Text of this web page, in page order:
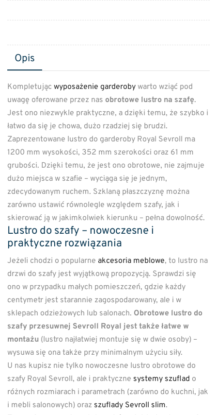
Opis
Kompletując wyposażenie garderoby warto wziąć pod
uwagę oferowane przez nas obrotowe lustro na szafę.
Jest ono niezwykle praktyczne, a dzięki temu, że szybko i
łatwo da się je chowa, dużo rzadziej się brudzi.
Zaprezentowane lustro do garderoby Royal Sevroll ma
1200 mm wysokości, 352 mm szerokości oraz 61 mm
grubości. Dzięki temu, że jest ono obrotowe, nie zajmuje
dużo miejsca w szafie – wyciąga się je jednym,
zdecydowanym ruchem. Szklaną płaszczyznę można
zarówno ustawić równolegle względem szafy, jak i
skierować ją w jakimkolwiek kierunku – pełna dowolność.
Lustro do szafy – nowoczesne i
praktyczne rozwiązania
Jeżeli chodzi o popularne akcesoria meblowe, to lustro na
drzwi do szafy jest wyjątkową propozycją. Sprawdzi się
ono w przypadku małych pomieszczeń, gdzie każdy
centymetr jest starannie zagospodarowany, ale i w
sklepach odzieżowych lub salonach. Obrotowe lustro do
szafy przesuwnej Sevroll Royal jest także łatwe w
montażu (lustro najłatwiej montuje się w dwie osoby) –
wysuwa się ona także przy minimalnym użyciu siły.
U nas kupisz nie tylko nowoczesne lustro obrotowe do
szafy Royal Sevroll, ale i praktyczne systemy szuflad o
różnych rozmiarach i parametrach (zarówno do kuchni, jak
i mebli salonowych) oraz szuflady Sevroll slim.